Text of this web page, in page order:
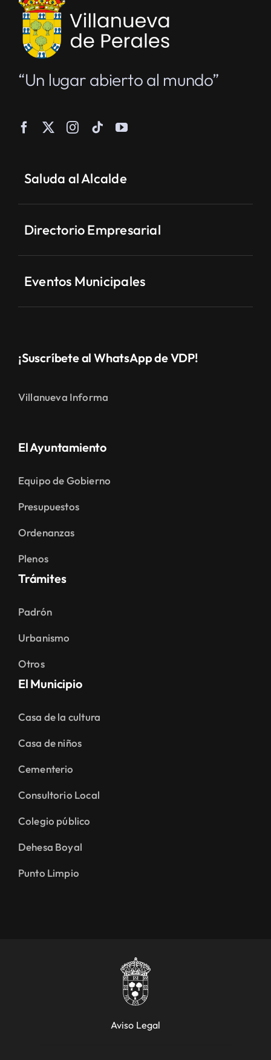
“Un lugar abierto al mundo”
Saluda al Alcalde
Directorio Empresarial
Eventos Municipales
¡Suscríbete al WhatsApp de VDP!
Villanueva Informa
El Ayuntamiento
Equipo de Gobierno
Presupuestos
Ordenanzas
Plenos
Trámites
Padrón
Urbanismo
Otros
El Municipio
Casa de la cultura
Casa de niños
Cementerio
Consultorio Local
Colegio público
Dehesa Boyal
Punto Limpio
Aviso Legal